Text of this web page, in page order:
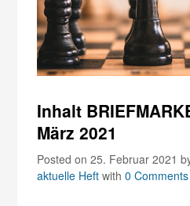
Inhalt
März 2021
Posted on 25. Februar 2021
aktuelle Heft with0 Comments